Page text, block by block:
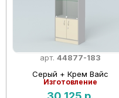
арт. 44877-183
Серый + Крем Вайс
Изготовление